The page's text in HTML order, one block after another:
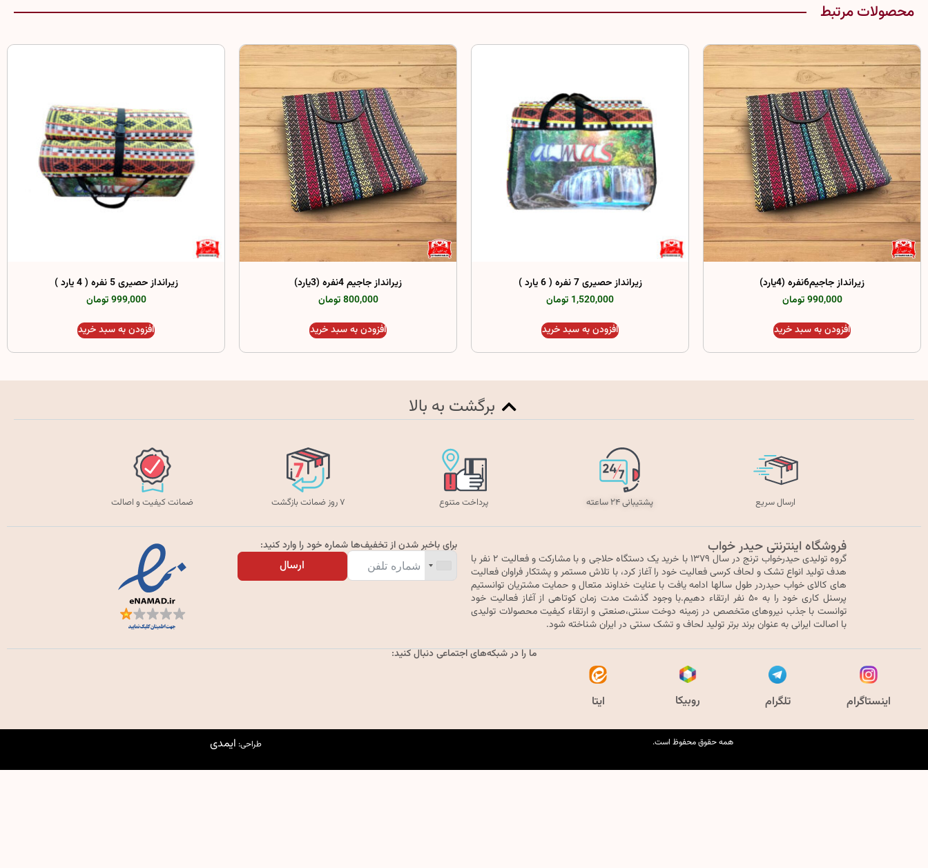
محصولات مرتبط
زیرانداز جاجیم6نفره (4یارد)
990,000 تومان
افزودن به سبد خرید
زیرانداز حصیری 7 نفره ( 6 یارد )
1,520,000 تومان
افزودن به سبد خرید
زیرانداز جاجیم 4نفره (3یارد)
800,000 تومان
افزودن به سبد خرید
زیرانداز حصیری 5 نفره ( 4 یارد )
999,000 تومان
افزودن به سبد خرید
برگشت به بالا
ارسال سریع پشتیبانی ۲۴ ساعته پرداخت متنوع ۷ روز ضمانت بازگشت ضمانت کیفیت و اصالت
فروشگاه اینترنتی حیدر خواب
گروه تولیدی حیدرخواب ترنج در سال ۱۳۷۹ با خرید یک دستگاه حلاجی و با مشارکت و فعالیت ۲ نفر با
هدف تولید انواع تشک و لحاف کرسی فعالیت خود را آغاز کرد، با تلاش مستمر و پشتکار فراوان فعالیت
های کالای خواب حیدردر طول سالها ادامه یافت با عنایت خداوند متعال و حمایت مشتریان توانستیم
پرسنل کاری خود را به ۵۰ نفر ارتقاء دهیم.با وجود گذشت مدت زمان کوتاهی از آغاز فعالیت خود
توانست با جذب نیروهای متخصص در زمینه دوخت سنتی،صنعتی و ارتقاء کیفیت محصولات تولیدی
با اصالت ایرانی به عنوان برند برتر تولید لحاف و تشک سنتی در ایران شناخته شود.
برای باخبر شدن از تخفیف‌ها شماره خود را وارد کنید:
ارسال
ما را در شبکه‌های اجتماعی دنبال کنید:
اینستاگرام تلگرام روبیکا ایتا
همه حقوق محفوظ است. طراحی: ایمدی